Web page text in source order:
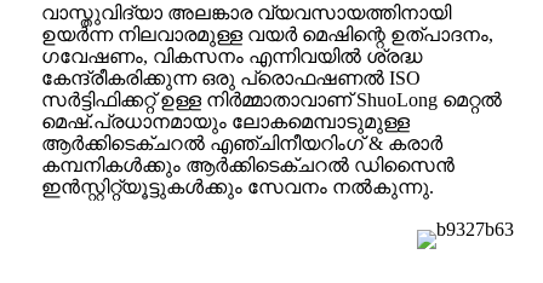
വാസ്തുവിദ്യാ അലങ്കാര വ്യവസായത്തിനായി
ഉയർന്ന നിലവാരമുള്ള വയർ മെഷിന്റെ ഉത്പാദനം,
ഗവേഷണം, വികസനം എന്നിവയിൽ ശ്രദ്ധ
കേന്ദ്രീകരിക്കുന്ന ഒരു പ്രൊഫഷണൽ ISO
സർട്ടിഫിക്കറ്റ് ഉള്ള നിർമ്മാതാവാണ് ShuoLong മെറ്റൽ
മെഷ്.പ്രധാനമായും ലോകമെമ്പാടുമുള്ള
ആർക്കിടെക്ചറൽ എഞ്ചിനീയറിംഗ് & കരാർ
കമ്പനികൾക്കും ആർക്കിടെക്ചറൽ ഡിസൈൻ
ഇൻസ്റ്റിറ്റ്യൂട്ടുകൾക്കും സേവനം നൽകുന്നു.